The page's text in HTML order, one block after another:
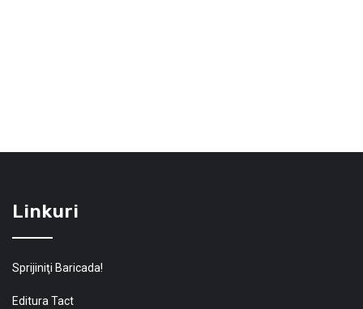
Linkuri
Sprijiniţi Baricada!
Editura Tact